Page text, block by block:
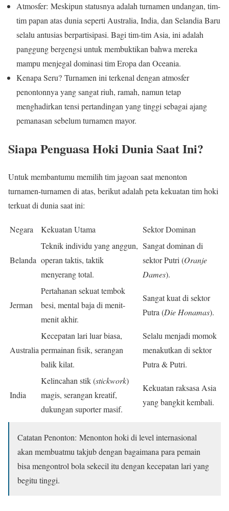
Atmosfer: Meskipun statusnya adalah turnamen undangan, tim-
tim papan atas dunia seperti Australia, India, dan Selandia Baru
selalu antusias berpartisipasi. Bagi tim-tim Asia, ini adalah
panggung bergengsi untuk membuktikan bahwa mereka
mampu menjegal dominasi tim Eropa dan Oceania.
Kenapa Seru? Turnamen ini terkenal dengan atmosfer
penontonnya yang sangat riuh, ramah, namun tetap
menghadirkan tensi pertandingan yang tinggi sebagai ajang
pemanasan sebelum turnamen mayor.
Siapa Penguasa Hoki Dunia Saat Ini?
Untuk membantumu memilih tim jagoan saat menonton
turnamen-turnamen di atas, berikut adalah peta kekuatan tim hoki
terkuat di dunia saat ini:
Negara Kekuatan Utama Sektor Dominan
Belanda
Teknik individu yang anggun,
operan taktis, taktik
menyerang total.
Sangat dominan di
sektor Putri (Oranje
Dames).
Jerman
Pertahanan sekuat tembok
besi, mental baja di menit-
menit akhir.
Sangat kuat di sektor
Putra (Die Honamas).
Australia
Kecepatan lari luar biasa,
permainan fisik, serangan
balik kilat.
Selalu menjadi momok
menakutkan di sektor
Putra & Putri.
India
Kelincahan stik (stickwork)
magis, serangan kreatif,
dukungan suporter masif.
Kekuatan raksasa Asia
yang bangkit kembali.
Catatan Penonton: Menonton hoki di level internasional
akan membuatmu takjub dengan bagaimana para pemain
bisa mengontrol bola sekecil itu dengan kecepatan lari yang
begitu tinggi.